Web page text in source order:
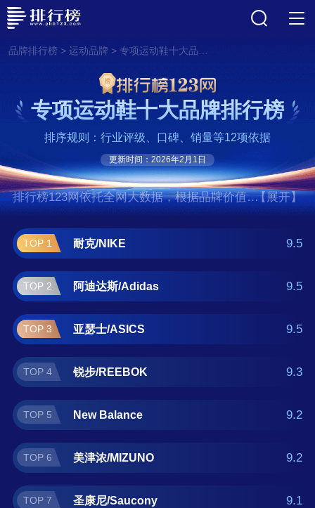
品牌排行榜> 运动品牌 > 专项运动鞋十大品牌排行榜
专项运动鞋十大品牌排行榜
排序规则：行业评级、口碑、销量等12项依据
更新时间：2026年2月1日
排行榜123网依托全网大数据，根据品牌价值、
口碑评价等多项指数评选出了专项运动鞋十大
品牌排行榜,前十名分别是耐克/NIKE、阿迪达
斯/Adidas、亚瑟士/ASICS、锐步/REEBOK、
New Balance、美津浓/MIZUNO、圣康
尼/Saucony、斯凯奇/Skechers、彪马/PUMA、
斐乐/FILA。如果您正在查找专项运动鞋什么牌
子好？那么本专项运动鞋十大品牌榜单可供您
作为选购参考，我们致力于用最真实的用户数
据推荐口碑最好的专项运动鞋品牌，让您选得
【展开】
TOP 1 耐克/NIKE 9.5
TOP 2 阿迪达斯/Adidas 9.5
TOP 3 亚瑟士/ASICS 9.5
TOP 4 锐步/REEBOK 9.3
TOP 5 New Balance 9.2
TOP 6 美津浓/MIZUNO 9.2
TOP 7 圣康尼/Saucony 9.1